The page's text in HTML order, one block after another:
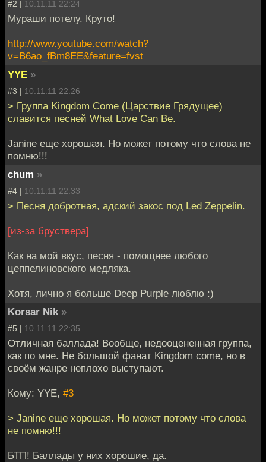
#2 | 10.11.11 22:24
Мураши потелу. Круто!
http://www.youtube.com/watch?
v=B6ao_fBm8EE&feature=fvst
YYE »
#3 | 10.11.11 22:26
> Группа Kingdom Come (Царствие Грядущее)
славится песней What Love Can Be.
Janine еще хорошая. Но может потому что слова не
помню!!!
chum »
#4 | 10.11.11 22:33
> Песня добротная, адский закос под Led Zeppelin.
[из-за бруствера]
Как на мой вкус, песня - помощнее любого
цеппелиновского медляка.
Хотя, лично я больше Deep Purple люблю :)
Korsar Nik »
#5 | 10.11.11 22:35
Отличная баллада! Вообще, недооцененная группа,
как по мне. Не большой фанат Kingdom come, но в
своём жанре неплохо выступают.
Кому: YYE, #3
> Janine еще хорошая. Но может потому что слова
не помню!!!
БТП! Баллады у них хорошие, да.